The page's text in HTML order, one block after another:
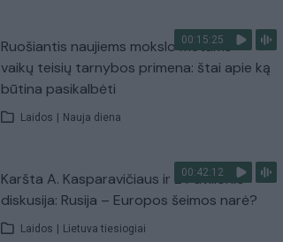
00:15:25
Ruošiantis naujiems mokslo metams –
vaikų teisių tarnybos primena: štai apie ką
būtina pasikalbėti
Laidos | Nauja diena
00:42:12
Karšta A. Kasparavičiaus ir Ž Pavilionio
diskusija: Rusija – Europos šeimos narė?
Laidos | Lietuva tiesiogiai